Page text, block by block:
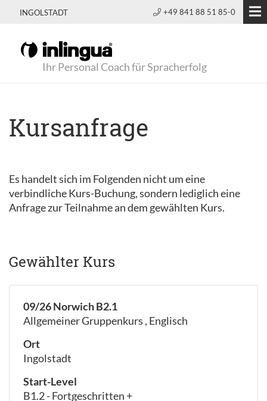
INGOLSTADT +49 841 88 51 85-0
Ihr Personal Coach für Spracherfolg
Kursanfrage
Es handelt sich im Folgenden nicht um eine
verbindliche Kurs-Buchung, sondern lediglich eine
Anfrage zur Teilnahme an dem gewählten Kurs.
Gewählter Kurs
09/26 Norwich B2.1
Allgemeiner Gruppenkurs , Englisch
Ort
Ingolstadt
Start-Level
B1.2 - Fortgeschritten +